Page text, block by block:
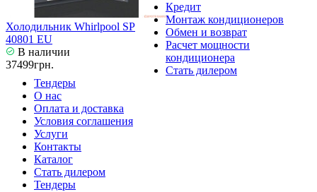
Холодильник Whirlpool SP
40801 EU
В наличии
37499грн.
Кредит
Монтаж кондиционеров
Обмен и возврат
Расчет мощности
кондиционера
Стать дилером
Тендеры
О нас
Оплата и доставка
Условия соглашения
Услуги
Контакты
Каталог
Стать дилером
Тендеры